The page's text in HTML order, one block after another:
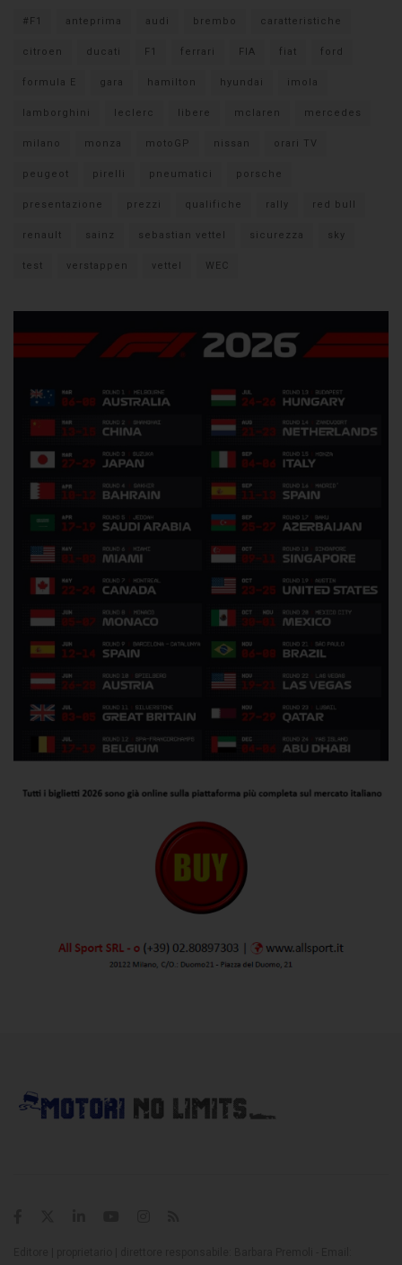
#F1 anteprima audi brembo caratteristiche
citroen ducati F1 ferrari FIA fiat ford
formula E gara hamilton hyundai imola
lamborghini leclerc libere mclaren mercedes
milano monza motoGP nissan orari TV
peugeot pirelli pneumatici porsche
presentazione prezzi qualifiche rally red bull
renault sainz sebastian vettel sicurezza sky
test verstappen vettel WEC